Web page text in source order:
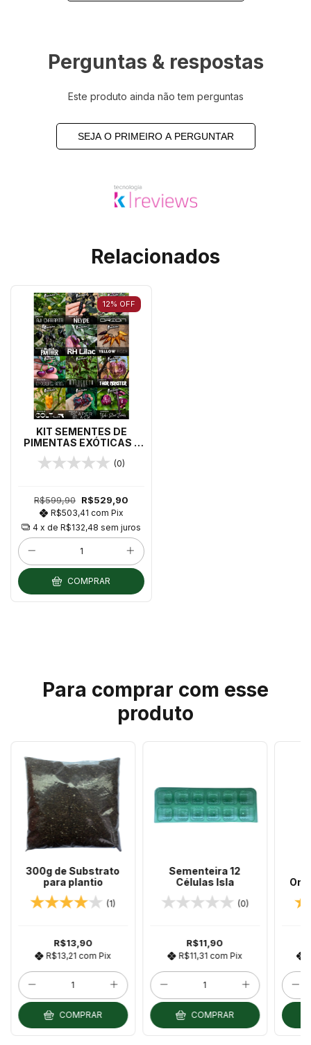
Perguntas & respostas
Este produto ainda não tem perguntas
SEJA O PRIMEIRO A PERGUNTAR
Relacionados
12% OFF
KIT SEMENTES DE
PIMENTAS EXÓTICAS -
12 pacotes de sementes
de PIMENTAS EXÓTICAS!
(0)
R$599,90 R$529,90
R$503,41 com Pix
4 x de R$132,48 sem juros
COMPRAR
Para comprar com esse
produto
300g de Substrato
para plantio
(1)
R$13,90
R$13,21 com Pix
COMPRAR
Sementeira 12
Células Isla
(0)
R$11,90
R$11,31 com Pix
COMPRAR